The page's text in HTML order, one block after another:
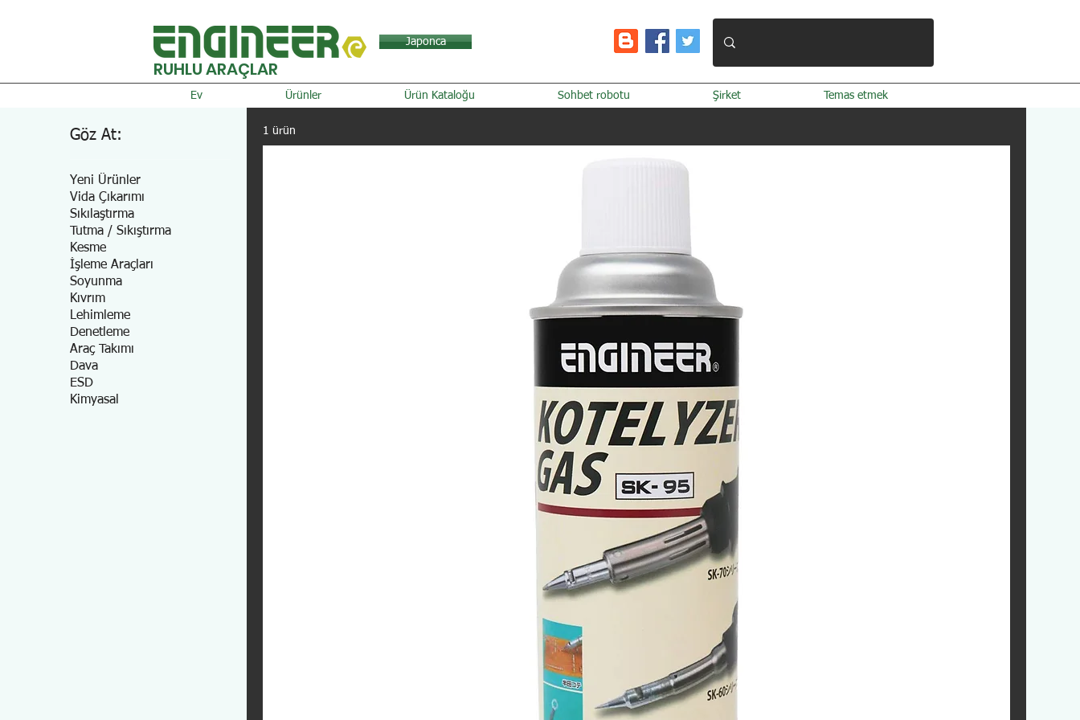
Japonca
RUHLU ARAÇLAR
Ev Ürünler Ürün Kataloğu Sohbet robotu Şirket Temas etmek
Göz At:
Yeni Ürünler
Vida Çıkarımı
Sıkılaştırma
Tutma / Sıkıştırma
Kesme
İşleme Araçları
Soyunma
Kıvrım
Lehimleme
Denetleme
Araç Takımı
Dava
ESD
Kimyasal
1 ürün